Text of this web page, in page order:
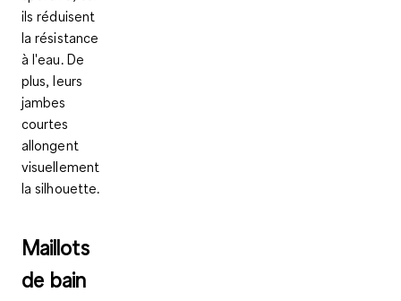
ils réduisent
la résistance
à l'eau. De
plus, leurs
jambes
courtes
allongent
visuellement
la silhouette.
Maillots
de bain